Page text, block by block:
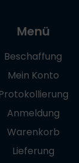
Menü
Beschaffung
Mein Konto
Anmeldung
Warenkorb
Lieferung